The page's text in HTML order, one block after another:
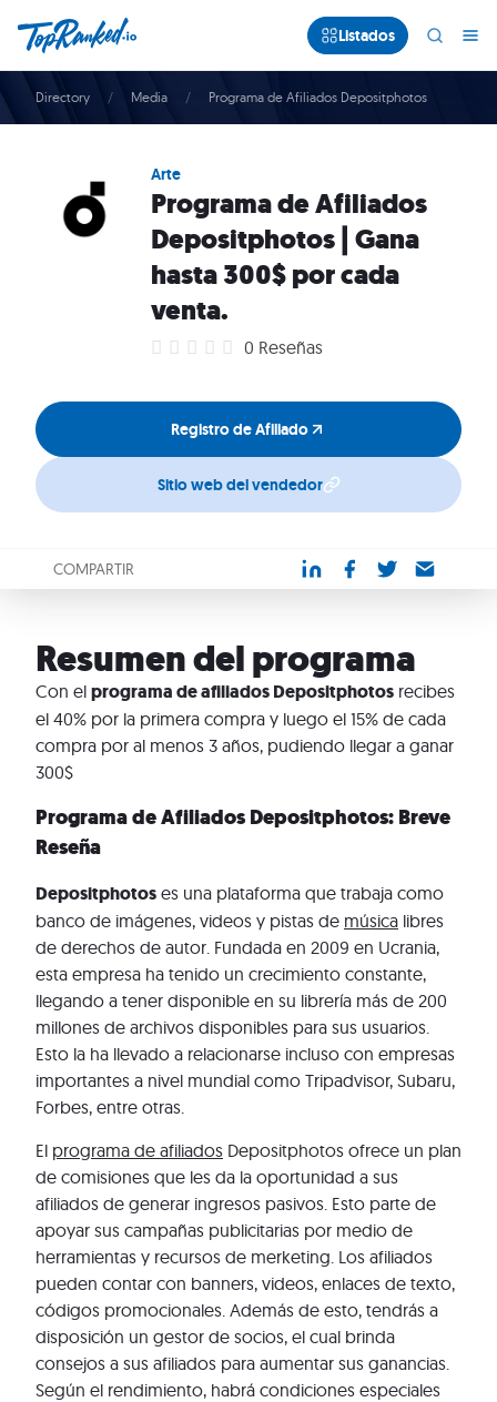
Listados
Directory Media Programa de Afiliados Depositphotos
Arte
Programa de Afiliados
Depositphotos | Gana
hasta 300$ por cada
venta.
0 Reseñas
Registro de Afiliado
Sitio web del vendedor
COMPARTIR
Resumen del programa
Con el programa de afiliados Depositphotos recibes
el 40% por la primera compra y luego el 15% de cada
compra por al menos 3 años, pudiendo llegar a ganar
300$
Programa de Afiliados Depositphotos: Breve
Reseña
Depositphotos es una plataforma que trabaja como
banco de imágenes, videos y pistas de música libres
de derechos de autor. Fundada en 2009 en Ucrania,
esta empresa ha tenido un crecimiento constante,
llegando a tener disponible en su librería más de 200
millones de archivos disponibles para sus usuarios.
Esto la ha llevado a relacionarse incluso con empresas
importantes a nivel mundial como Tripadvisor, Subaru,
Forbes, entre otras.
El programa de afiliados Depositphotos ofrece un plan
de comisiones que les da la oportunidad a sus
afiliados de generar ingresos pasivos. Esto parte de
apoyar sus campañas publicitarias por medio de
herramientas y recursos de merketing. Los afiliados
pueden contar con banners, videos, enlaces de texto,
códigos promocionales. Además de esto, tendrás a
disposición un gestor de socios, el cual brinda
consejos a sus afiliados para aumentar sus ganancias.
Según el rendimiento, habrá condiciones especiales